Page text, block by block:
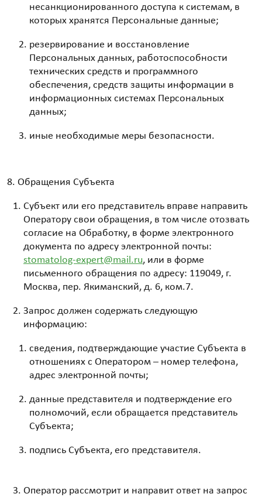
несанкционированного доступа к системам, в
которых хранятся Персональные данные;
резервирование и восстановление
Персональных данных, работоспособности
технических средств и программного
обеспечения, средств защиты информации в
информационных системах Персональных
данных;
иные необходимые меры безопасности.
Обращения Субъекта
Субъект или его представитель вправе направить
Оператору свои обращения, в том числе отозвать
согласие на Обработку, в форме электронного
документа по адресу электронной почты:
stomatolog-expert@mail.ru, или в форме
письменного обращения по адресу: 119049, г.
Москва, пер. Якиманский, д. 6, ком.7.
Запрос должен содержать следующую
информацию:
сведения, подтверждающие участие Субъекта в
отношениях с Оператором – номер телефона,
адрес электронной почты;
данные представителя и подтверждение его
полномочий, если обращается представитель
Субъекта;
подпись Субъекта, его представителя.
Оператор рассмотрит и направит ответ на запрос